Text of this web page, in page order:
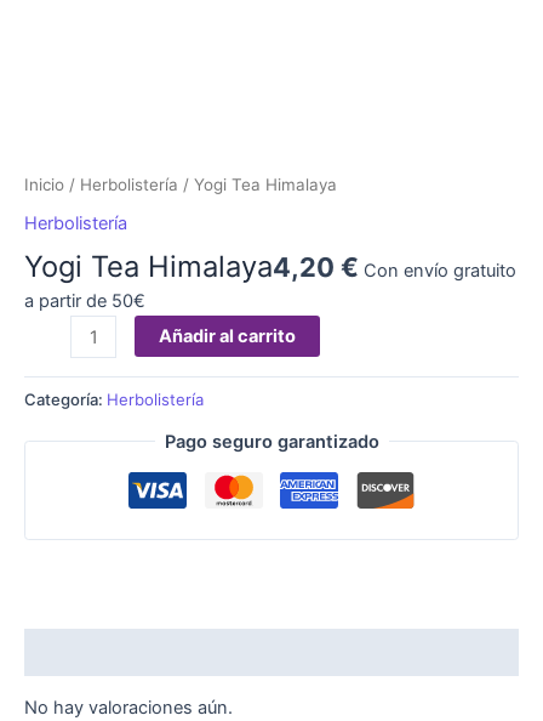
Inicio / Herbolistería / Yogi Tea Himalaya
Herbolistería
Yogi Tea Himalaya4,20 € Con envío gratuito
a partir de 50€
Añadir al carrito
Categoría: Herbolistería
Pago seguro garantizado
No hay valoraciones aún.